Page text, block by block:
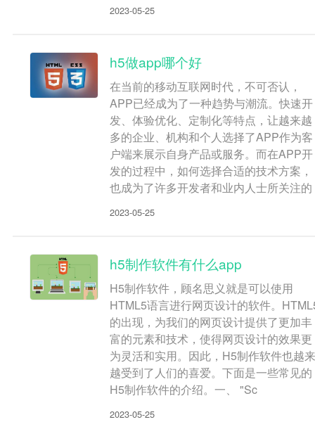
2023-05-25
h5做app哪个好
在当前的移动互联网时代，不可否认，
APP已经成为了一种趋势与潮流。快速开
发、体验优化、定制化等特点，让越来越
多的企业、机构和个人选择了APP作为客
户端来展示自身产品或服务。而在APP开
发的过程中，如何选择合适的技术方案，
也成为了许多开发者和业内人士所关注的
2023-05-25
h5制作软件有什么app
H5制作软件，顾名思义就是可以使用
HTML5语言进行网页设计的软件。
的出现，为我们的网页设计提供了更加丰
富的元素和技术，使得网页设计的效果更
为灵活和实用。因此，H5制作软件也越来
越受到了人们的喜爱。下面是一些常见的
H5制作软件的介绍。一、 "Sc
2023-05-25